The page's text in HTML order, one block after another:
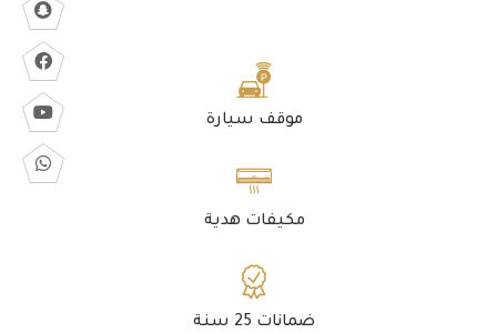
موقف سيارة
مكيفات هدية
ضمانات 25 سنة